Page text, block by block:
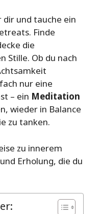
dir und tauche ein
Finde
die
Stille. Ob du nach
nur eine
– ein Meditation
wieder in Balance
zu tanken.
zu innerem
Erholung, die du